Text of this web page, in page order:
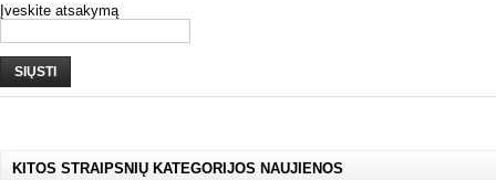
Įveskite atsakymą
SIŲSTI
KITOS STRAIPSNIŲ KATEGORIJOS NAUJIENOS